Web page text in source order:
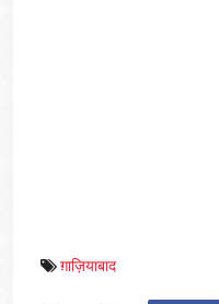
ग़ाज़ियाबाद